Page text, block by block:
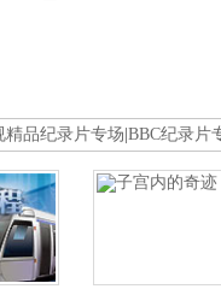
精品纪录片专场 BBC纪录片